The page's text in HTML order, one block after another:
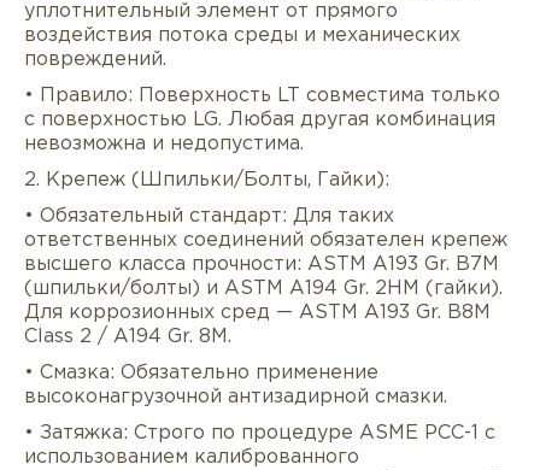
уплотнительный элемент от прямого
воздействия потока среды и механических
повреждений.
• Правило: Поверхность LT совместима только
с поверхностью LG. Любая другая комбинация
невозможна и недопустима.
2. Крепеж (Шпильки/Болты, Гайки):
• Обязательный стандарт: Для таких
ответственных соединений обязателен крепеж
высшего класса прочности: ASTM A193 Gr. B7M
(шпильки/болты) и ASTM A194 Gr. 2HM (гайки).
Для коррозионных сред — ASTM A193 Gr. B8M
Class 2 / A194 Gr. 8M.
• Смазка: Обязательно применение
высоконагрузочной антизадирной смазки.
• Затяжка: Строго по процедуре ASME PCC-1 с
использованием калиброванного